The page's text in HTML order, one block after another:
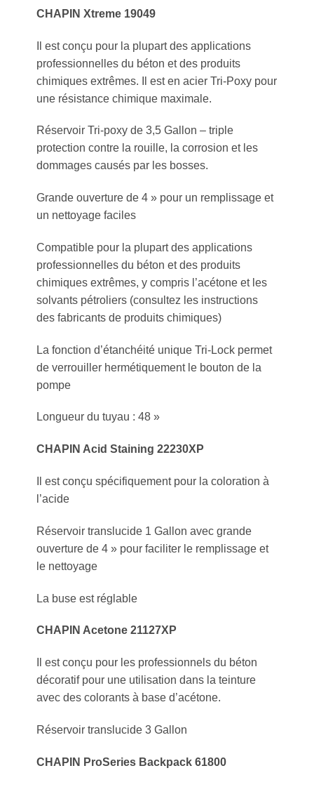
CHAPIN Xtreme 19049
Il est conçu pour la plupart des applications
professionnelles du béton et des produits
chimiques extrêmes. Il est en acier Tri-Poxy pour
une résistance chimique maximale.
Réservoir Tri-poxy de 3,5 Gallon – triple
protection contre la rouille, la corrosion et les
dommages causés par les bosses.
Grande ouverture de 4 » pour un remplissage et
un nettoyage faciles
Compatible pour la plupart des applications
professionnelles du béton et des produits
chimiques extrêmes, y compris l’acétone et les
solvants pétroliers (consultez les instructions
des fabricants de produits chimiques)
La fonction d’étanchéité unique Tri-Lock permet
de verrouiller hermétiquement le bouton de la
pompe
Longueur du tuyau : 48 »
CHAPIN Acid Staining 22230XP
Il est conçu spécifiquement pour la coloration à
l’acide
Réservoir translucide 1 Gallon avec grande
ouverture de 4 » pour faciliter le remplissage et
le nettoyage
La buse est réglable
CHAPIN Acetone 21127XP
Il est conçu pour les professionnels du béton
décoratif pour une utilisation dans la teinture
avec des colorants à base d’acétone.
Réservoir translucide 3 Gallon
CHAPIN ProSeries Backpack 61800